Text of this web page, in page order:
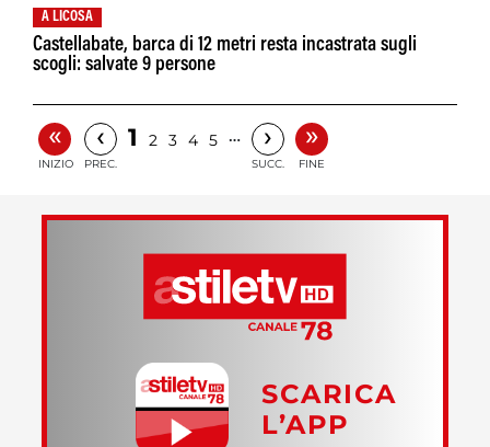
A LICOSA
Castellabate, barca di 12 metri resta incastrata sugli
scogli: salvate 9 persone
«
INIZIO
‹
PREC.
1 2 3 4 5 … ›
SUCC.
»
FINE
SCARICA
L’APP